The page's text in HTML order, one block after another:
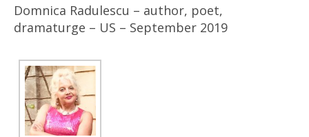
Domnica Radulescu – author, poet,
dramaturge – US – September 2019